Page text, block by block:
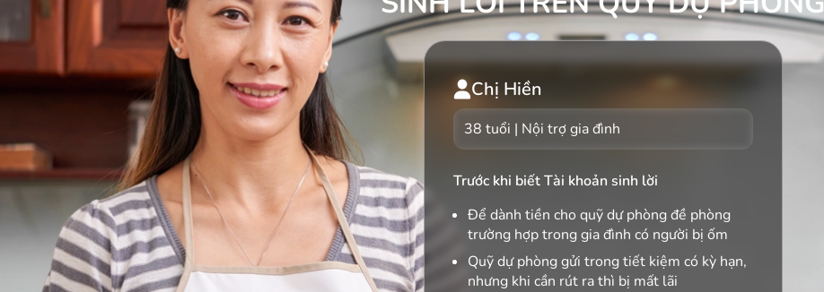
Chị Hiền
38 tuổi | Nội trợ gia đình
Trước khi biết Tài khoản sinh lời
Để dành tiền cho quỹ dự phòng đề phòng
trường hợp trong gia đình có người bị ốm
Quỹ dự phòng gửi trong tiết kiệm có kỳ hạn,
nhưng khi cần rút ra thì bị mất lãi